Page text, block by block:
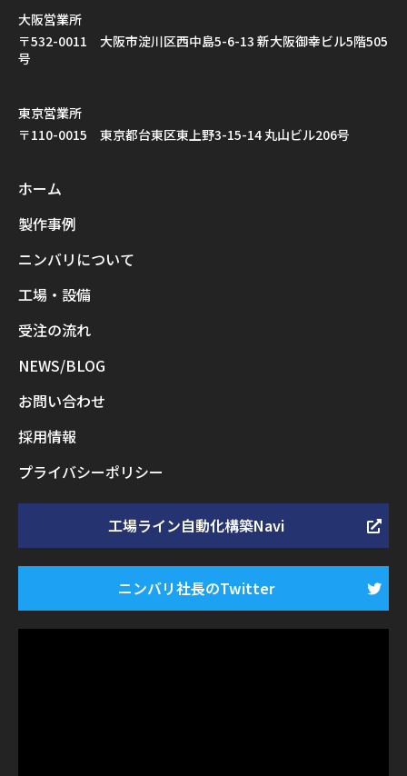
大阪営業所
〒532-0011 大阪市淀川区西中島5-6-13 新大阪御幸ビル5階505
号
東京営業所
〒110-0015 東京都台東区東上野3-15-14 丸山ビル206号
ホーム
製作事例
ニンバリについて
工場・設備
受注の流れ
NEWS/BLOG
お問い合わせ
採用情報
プライバシーポリシー
工場ライン自動化構築Navi
ニンバリ社長のTwitter